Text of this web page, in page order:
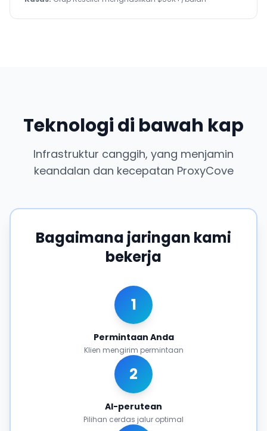
Teknologi di bawah kap
Infrastruktur canggih, yang menjamin
keandalan dan kecepatan ProxyCove
Bagaimana jaringan kami
bekerja
1
Permintaan Anda
Klien mengirim permintaan
2
AI-perutean
Pilihan cerdas jalur optimal